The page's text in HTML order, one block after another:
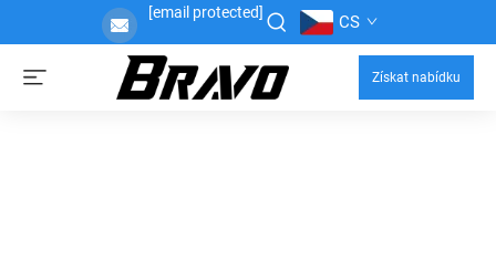
[email protected] CS
Získat nabídku